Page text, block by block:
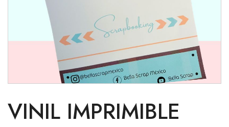
VINIL IMPRIMIBLE